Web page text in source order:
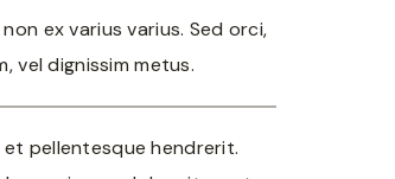
ex varius varius. Sed orci,
vel dignissim metus.
pellentesque hendrerit.